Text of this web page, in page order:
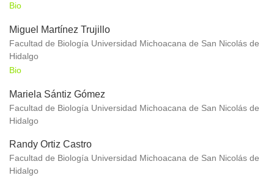
Bio
Miguel Martínez Trujillo
Facultad de Biología Universidad Michoacana de San Nicolás de
Hidalgo
Bio
Mariela Sántiz Gómez
Facultad de Biología Universidad Michoacana de San Nicolás de
Hidalgo
Randy Ortiz Castro
Facultad de Biología Universidad Michoacana de San Nicolás de
Hidalgo